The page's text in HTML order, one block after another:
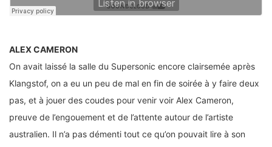
ALEX CAMERON
On avait laissé la salle du Supersonic encore clairsemée après
Klangstof, on a eu un peu de mal en fin de soirée à y faire deux
pas, et à jouer des coudes pour venir voir Alex Cameron,
preuve de l’engouement et de l’attente autour de l’artiste
australien. Il n’a pas démenti tout ce qu’on pouvait lire à son